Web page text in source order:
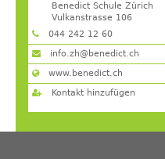
Benedict Schule Zürich
Vulkanstrasse 106
8048 Zürich
044 242 12 60
info.zh@benedict.ch
www.benedict.ch
Kontakt hinzufügen
Back
to